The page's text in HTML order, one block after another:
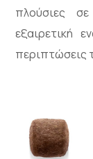
πλούσιες
εξαιρετική
περιπτώσεις